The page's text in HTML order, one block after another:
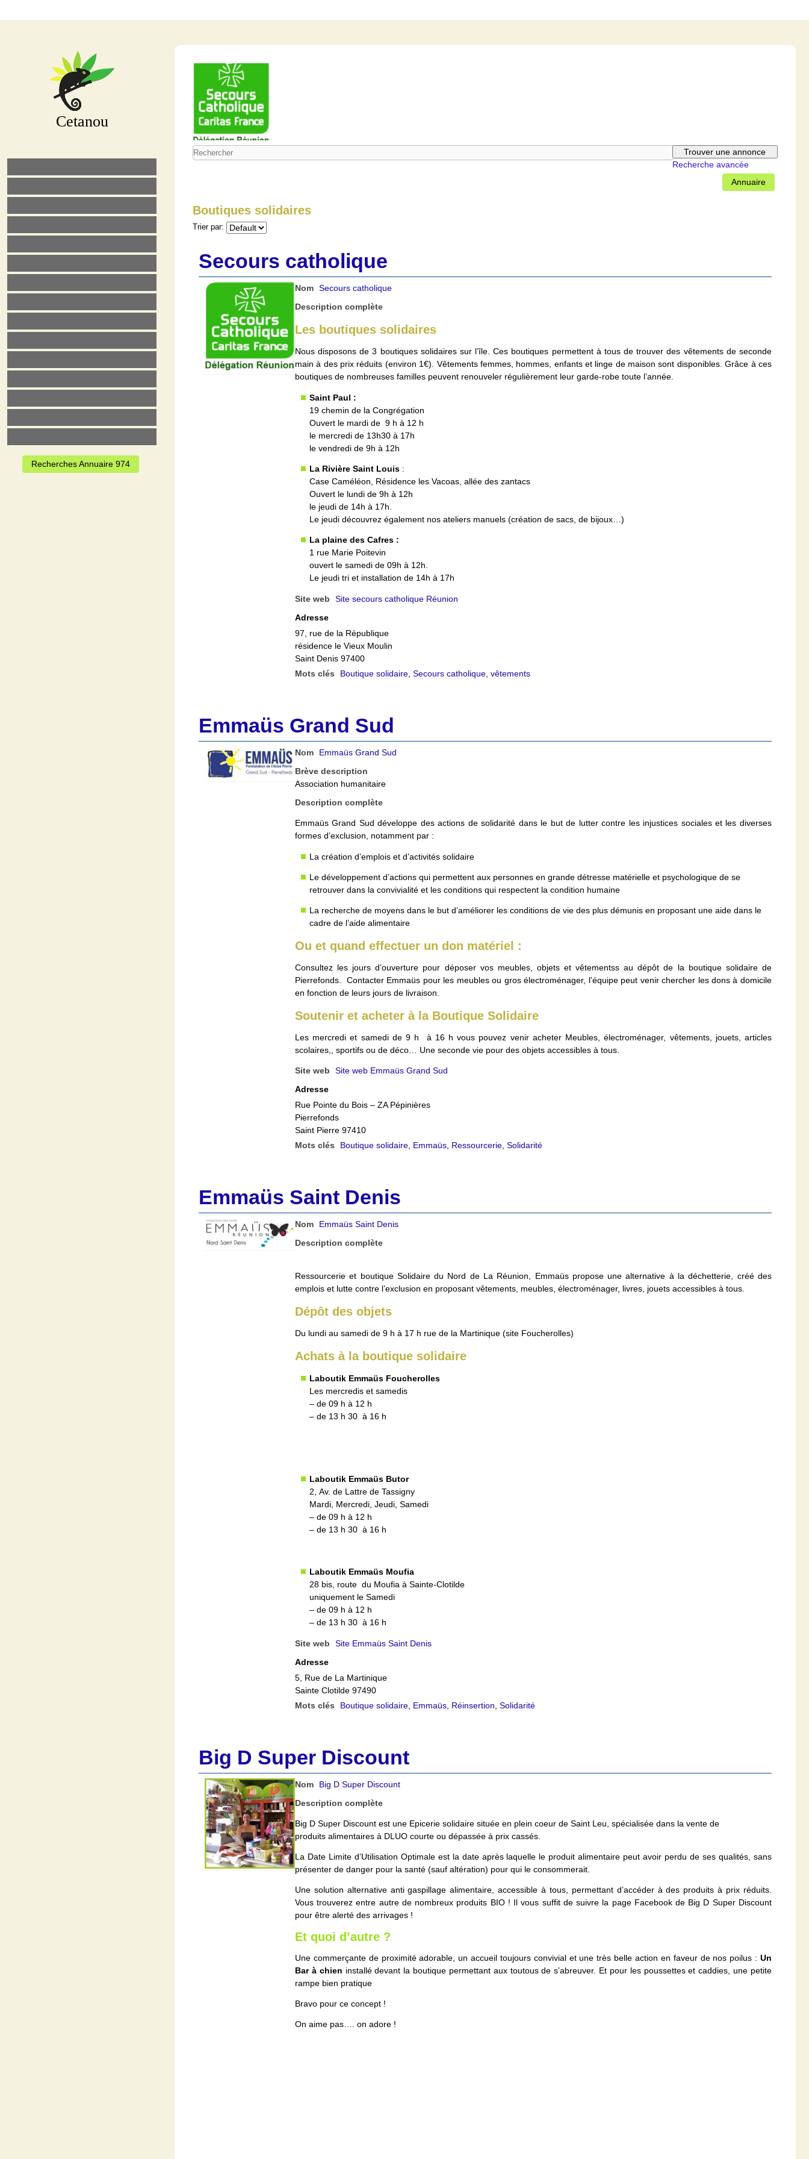
Cetanou
Recherches Annuaire 974
Recherche avancée
Annuaire
Boutiques solidaires
Trier par:
Secours catholique
Nom Secours catholique
Description complète
Les boutiques solidaires
Nous disposons de 3 boutiques solidaires sur l’île. Ces boutiques permettent à tous de trouver des vêtements de seconde
main à des prix réduits (environ 1€). Vêtements femmes, hommes, enfants et linge de maison sont disponibles. Grâce à ces
boutiques de nombreuses familles peuvent renouveler régulièrement leur garde-robe toute l’année.
Saint Paul :
19 chemin de la Congrégation
Ouvert le mardi de 9 h à 12 h
le mercredi de 13h30 à 17h
le vendredi de 9h à 12h
La Rivière Saint Louis :
Case Caméléon, Résidence les Vacoas, allée des zantacs
Ouvert le lundi de 9h à 12h
le jeudi de 14h à 17h.
Le jeudi découvrez également nos ateliers manuels (création de sacs, de bijoux…)
La plaine des Cafres :
1 rue Marie Poitevin
ouvert le samedi de 09h à 12h.
Le jeudi tri et installation de 14h à 17h
Site web
Site secours catholique Réunion
Adresse
97, rue de la République
résidence le Vieux Moulin
Saint Denis 97400
Mots clés
Boutique solidaire, Secours catholique, vêtements
Emmaüs Grand Sud
Nom
Emmaüs Grand Sud
Brève description
Association humanitaire
Description complète
Emmaüs Grand Sud développe des actions de solidarité dans le but de lutter contre les injustices sociales et les diverses
formes d’exclusion, notamment par :
La création d’emplois et d’activités solidaire
Le développement d’actions qui permettent aux personnes en grande détresse matérielle et psychologique de se
retrouver dans la convivialité et les conditions qui respectent la condition humaine
La recherche de moyens dans le but d’améliorer les conditions de vie des plus démunis en proposant une aide dans le
cadre de l’aide alimentaire
Ou et quand effectuer un don matériel :
Consultez les jours d’ouverture pour déposer vos meubles, objets et vêtementss au dépôt de la boutique solidaire de
Pierrefonds. Contacter Emmaüs pour les meubles ou gros électroménager, l’équipe peut venir chercher les dons à domicile
en fonction de leurs jours de livraison.
Soutenir et acheter à la Boutique Solidaire
Les mercredi et samedi de 9 h à 16 h vous pouvez venir acheter Meubles, électroménager, vêtements, jouets, articles
scolaires,, sportifs ou de déco… Une seconde vie pour des objets accessibles à tous.
Site web
Site web Emmaüs Grand Sud
Adresse
Rue Pointe du Bois – ZA Pépinières
Pierrefonds
Saint Pierre 97410
Mots clés
Boutique solidaire, Emmaüs, Ressourcerie, Solidarité
Emmaüs Saint Denis
Nom
Emmaüs Saint Denis
Description complète
Ressourcerie et boutique Solidaire du Nord de La Réunion, Emmaüs propose une alternative à la déchetterie, créé des
emplois et lutte contre l’exclusion en proposant vêtements, meubles, électroménager, livres, jouets accessibles à tous.
Dépôt des objets
Du lundi au samedi de 9 h à 17 h rue de la Martinique (site Foucherolles)
Achats à la boutique solidaire
Laboutik Emmaüs Foucherolles
Les mercredis et samedis
– de 09 h à 12 h
– de 13 h 30 à 16 h
Laboutik Emmaüs Butor
2, Av. de Lattre de Tassigny
Mardi, Mercredi, Jeudi, Samedi
– de 09 h à 12 h
– de 13 h 30 à 16 h
Laboutik Emmaüs Moufia
28 bis, route du Moufia à Sainte-Clotilde
uniquement le Samedi
– de 09 h à 12 h
– de 13 h 30 à 16 h
Site web
Site Emmaüs Saint Denis
Adresse
5, Rue de La Martinique
Sainte Clotilde 97490
Mots clés
Boutique solidaire, Emmaüs, Réinsertion, Solidarité
Big D Super Discount
Nom
Big D Super Discount
Description complète
Big D Super Discount est une Epicerie solidaire située en plein coeur de Saint Leu, spécialisée dans la vente de
produits alimentaires à DLUO courte ou dépassée à prix cassés.
La Date Limite d’Utilisation Optimale est la date après laquelle le produit alimentaire peut avoir perdu de ses qualités, sans
présenter de danger pour la santé (sauf altération) pour qui le consommerait.
Une solution alternative anti gaspillage alimentaire, accessible à tous, permettant d’accéder à des produits à prix réduits.
Vous trouverez entre autre de nombreux produits BIO ! Il vous suffit de suivre la page Facebook de Big D Super Discount
pour être alerté des arrivages !
Et quoi d’autre ?
Une commerçante de proximité adorable, un accueil toujours convivial et une très belle action en faveur de nos poilus : Un
Bar à chien installé devant la boutique permettant aux toutous de s’abreuver. Et pour les poussettes et caddies, une petite
rampe bien pratique
Bravo pour ce concept !
On aime pas…. on adore !